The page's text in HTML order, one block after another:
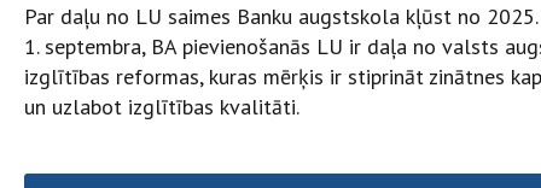
Par daļu no LU saimes Banku augstskola kļūst no
1. septembra, BA pievienošanās LU ir daļa no valsts
izglītības reformas, kuras mērķis ir stiprināt zinātnes
un uzlabot izglītības kvalitāti.